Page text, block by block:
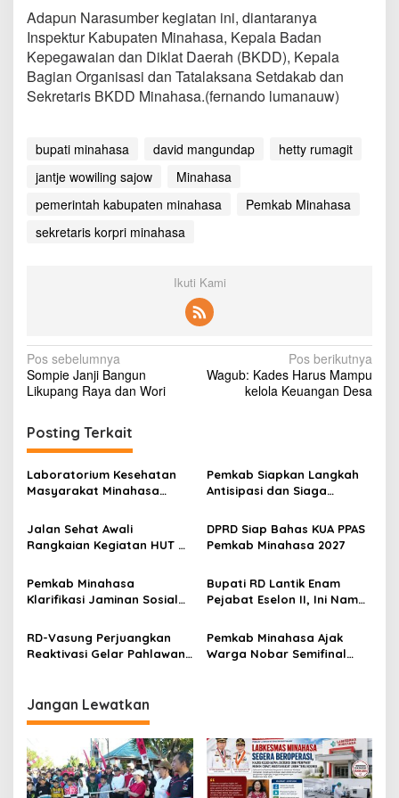
K
O
R
P
R
Adapun Narasumber kegiatan ini, diantaranya
Inspektur Kabupaten Minahasa, Kepala Badan
Kepegawaian dan Diklat Daerah (BKDD), Kepala
Bagian Organisasi dan Tatalaksana Setdakab dan
Sekretaris BKDD Minahasa.(fernando lumanauw)
bupati minahasa david mangundap
hetty rumagit
jantje wowiling sajow
Minahasa
pemerintah kabupaten minahasa
Pemkab Minahasa
sekretaris korpri minahasa
Ikuti Kami
N
a
i
g
a
i
o
s
Pos sebelumnya
Sompie Janji Bangun
Likupang Raya dan Wori
Pos berikutnya
Wagub: Kades Harus Mampu
kelola Keuangan Desa
Posting Terkait
Laboratorium Kesehatan
Masyarakat Minahasa
Kegunaannya
Pemkab Siapkan Langkah
Antisipasi dan Siaga
Minahasa
Jalan Sehat Awali
Rangkaian Kegiatan HUT RI
DPRD Siap Bahas KUA PPAS
Pemkab Minahasa 2027
Pemkab Minahasa
Klarifikasi Jaminan Sosial
Dijamin, Implementasi
Berproses
Bupati RD Lantik Enam
Pejabat Eselon II, Ini Nama-
RD-Vasung Perjuangkan
Reaktivasi Gelar Pahlawan
Pemkab Minahasa Ajak
Warga Nobar Semifinal
Jangan Lewatkan